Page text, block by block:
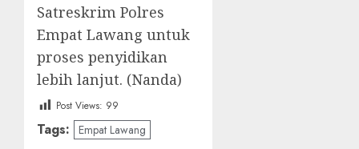
Satreskrim Polres
Empat Lawang untuk
proses penyidikan
lebih lanjut. (Nanda)
Post Views: 99
Tags: Empat Lawang